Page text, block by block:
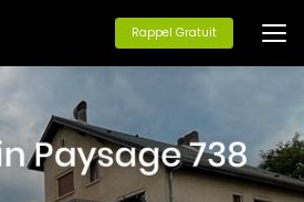
Rappel Gratuit